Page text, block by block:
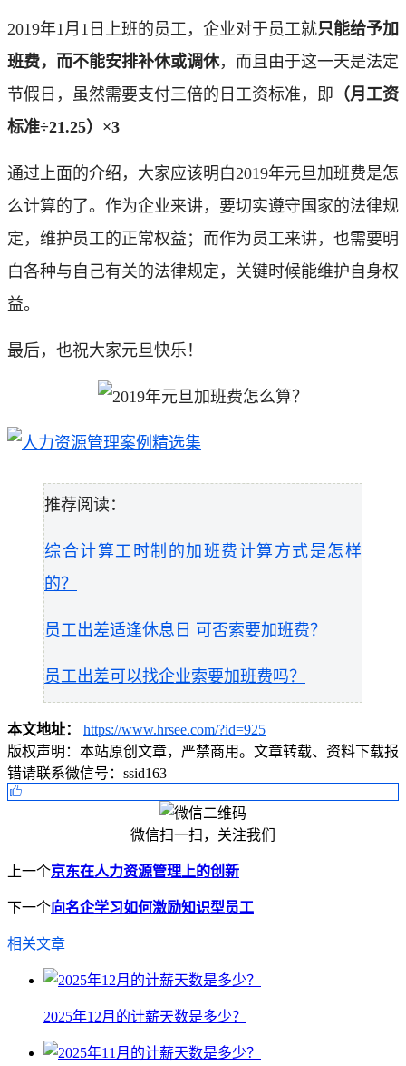
2019年1月1日上班的员工，企业对于员工就只能给予加
班费，而不能安排补休或调休，而且由于这一天是法定
节假日，虽然需要支付三倍的日工资标准，即 （月工资
标准÷21.25）×3
通过上面的介绍，大家应该明白2019年元旦加班费是怎
么计算的了。作为企业来讲，要切实遵守国家的法律规
定，维护员工的正常权益；而作为员工来讲，也需要明
白各种与自己有关的法律规定，关键时候能维护自身权
益。
最后，也祝大家元旦快乐！
推荐阅读：
综合计算工时制的加班费计算方式是怎样
的？
员工出差适逢休息日 可否索要加班费？
员工出差可以找企业索要加班费吗？
本文地址：
https://www.hrsee.com/?id=925
版权声明： 本站原创文章，严禁商用。文章转载、资料下载报
错请联系微信号：ssid163
微信扫一扫，关注我们
上一个京东在人力资源管理上的创新
下一个向名企学习如何激励知识型员工
相关文章
2025年12月的计薪天数是多少？